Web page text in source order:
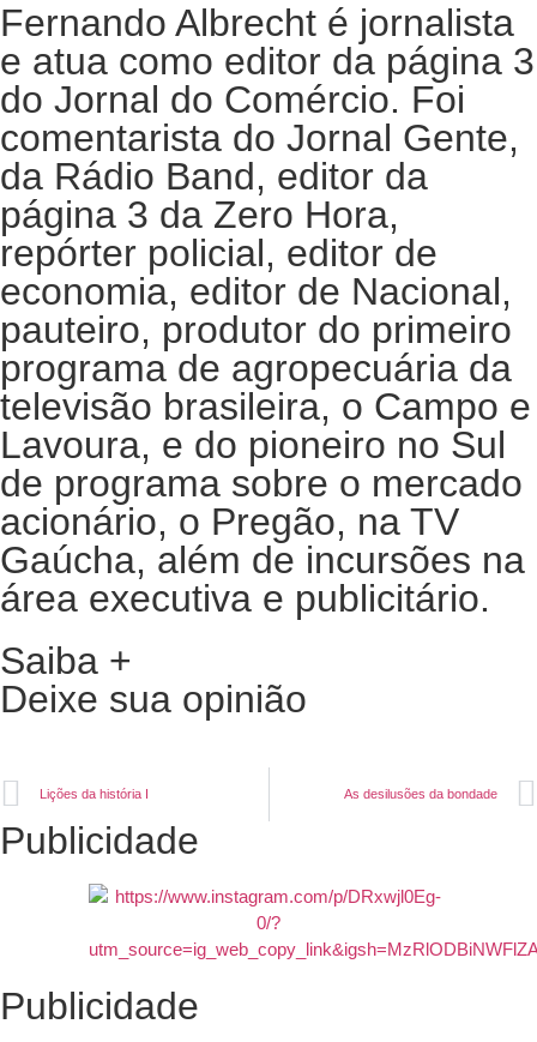
Fernando Albrecht é jornalista
e atua como editor da página 3
do Jornal do Comércio. Foi
comentarista do Jornal Gente,
da Rádio Band, editor da
página 3 da Zero Hora,
repórter policial, editor de
economia, editor de Nacional,
pauteiro, produtor do primeiro
programa de agropecuária da
televisão brasileira, o Campo e
Lavoura, e do pioneiro no Sul
de programa sobre o mercado
acionário, o Pregão, na TV
Gaúcha, além de incursões na
área executiva e publicitário.
Saiba +
Deixe sua opinião
Lições da história I As desilusões da bondade
Publicidade
Publicidade